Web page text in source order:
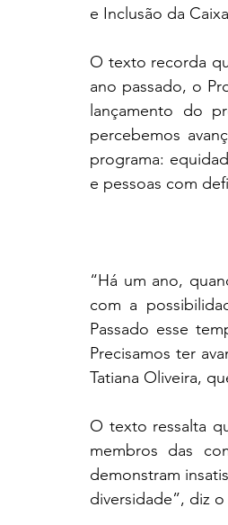
e Inclusão da
O texto recorda
ano passado, o
lançamento do
percebemos
programa:
e pessoas com
“Há um ano,
com a
Passado esse
Precisamos ter
Tatiana Oliveira,
O texto ressalta
membros das
demonstram
diversidade”, diz